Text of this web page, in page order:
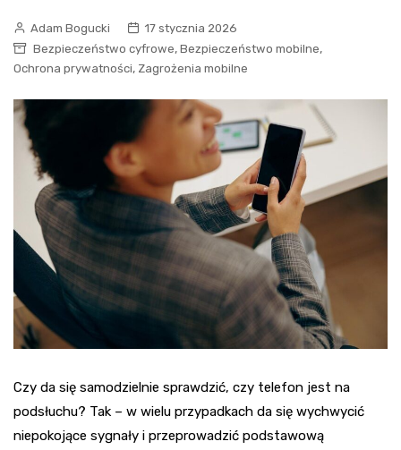
Adam Bogucki
17 stycznia 2026
Bezpieczeństwo cyfrowe, Bezpieczeństwo mobilne,
Ochrona prywatności, Zagrożenia mobilne
Czy da się samodzielnie sprawdzić, czy telefon jest na
podsłuchu? Tak – w wielu przypadkach da się wychwycić
niepokojące sygnały i przeprowadzić podstawową